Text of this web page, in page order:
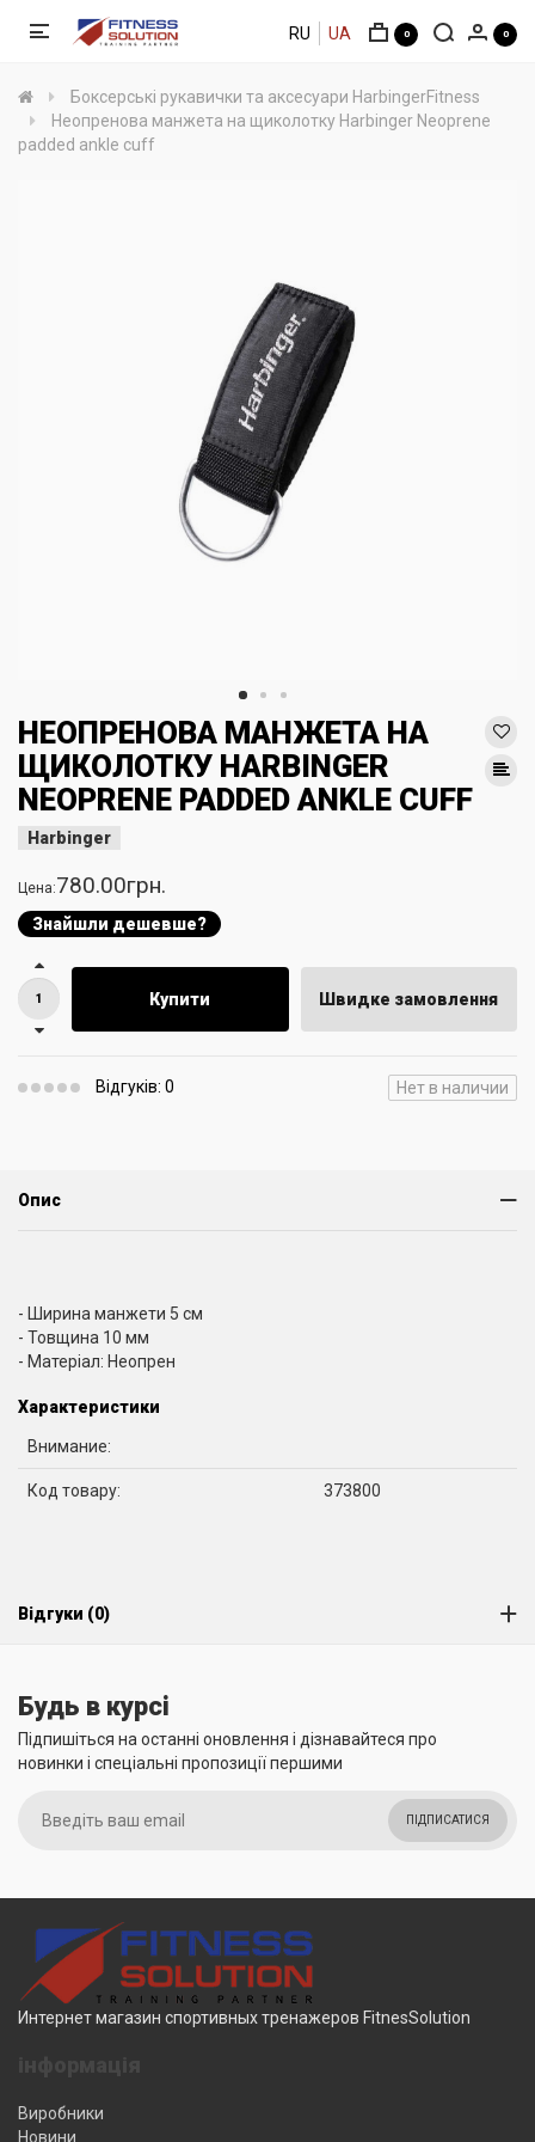
RU UA 0 0
Боксерські рукавички та аксесуари HarbingerFitness
Неопренова манжета на щиколотку Harbinger Neoprene
padded ankle cuff
НЕОПРЕНОВА МАНЖЕТА НА
ЩИКОЛОТКУ HARBINGER
NEOPRENE PADDED ANKLE CUFF
Harbinger
Цена:780.00грн.
Знайшли дешевше?
Купити Швидке замовлення
Відгуків: 0 Нет в наличии
Опис
- Ширина манжети 5 см
- Товщина 10 мм
- Матеріал: Неопрен
Характеристики
Внимание:
Код товару: 373800
Відгуки (0)
Будь в курсі
Підпишіться на останні оновлення і дізнавайтеся про
новинки і спеціальні пропозиції першими
ПІДПИСАТИСЯ
Интернет магазин спортивных тренажеров FitnesSolution
Виробники
Новини